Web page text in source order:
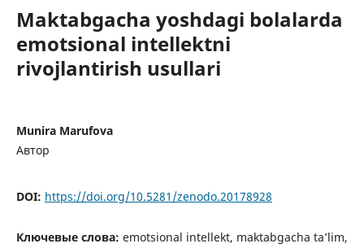
Maktabgacha yoshdagi bolalarda
emotsional intellektni
rivojlantirish usullari
Munira Marufova
Автор
DOI: https://doi.org/10.5281/zenodo.20178928
Ключевые слова: emotsional intellekt, maktabgacha ta’lim,